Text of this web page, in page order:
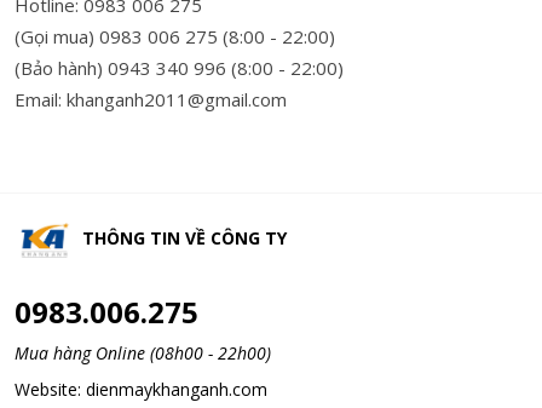
Hotline: 0983 006 275
(Gọi mua) 0983 006 275 (8:00 - 22:00)
(Bảo hành) 0943 340 996 (8:00 - 22:00)
Email: khanganh2011@gmail.com
THÔNG TIN VỀ CÔNG TY
0983.006.275
Mua hàng Online (08h00 - 22h00)
Website: dienmaykhanganh.com